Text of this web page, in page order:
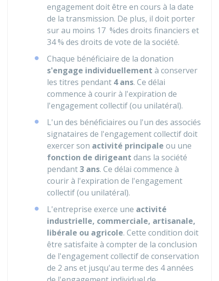
engagement doit être en cours à la date
de la transmission. De plus, il doit porter
sur au moins 17 %des droits financiers et
34 % des droits de vote de la société.
Chaque bénéficiaire de la donation
s'engage individuellement à conserver
les titres pendant 4 ans. Ce délai
commence à courir à l'expiration de
l'engagement collectif (ou unilatéral).
L'un des bénéficiaires ou l'un des associés
signataires de l'engagement collectif doit
exercer son activité principale ou une
fonction de dirigeant dans la société
pendant3 ans. Ce délai commence à
courir à l'expiration de l'engagement
collectif (ou unilatéral).
L'entreprise exerce une activité
industrielle, commerciale, artisanale,
libérale ou agricole. Cette condition doit
être satisfaite à compter de la conclusion
de l'engagement collectif de conservation
de 2 ans et jusqu'au terme des 4 années